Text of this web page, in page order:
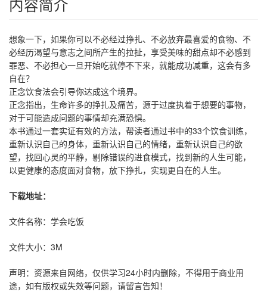
内容简介
想象一下，如果你可以不必经过挣扎、不必放弃最喜爱的食物、不
必经历渴望与意志之间所产生的拉扯，享受美味的甜点却不必感到
罪恶、不必担心一旦开始吃就停不下来，就能成功减重，这会有多
自在？
正念饮食法会引导你达成这个境界。
正念指出，生命许多的挣扎及痛苦，源于过度执着于想要的事物，
对于可能造成问题的事情却充满恐惧。
本书通过一套实证有效的方法，帮读者通过书中的33个饮食训练，
重新认识自己的身体，重新认识自己的情绪，重新认识自己的欲
望，找回心灵的平静，剔除错误的进食模式，找到新的人生可能，
以更健康的态度面对食物，放下挣扎，实现更自在的人生。
下载地址：
文件名称：学会吃饭
文件大小：3M
声明：资源来自网络，仅供学习24小时内删除，不得用于商业用
途，如有版权或失效等问题，请留言告知！